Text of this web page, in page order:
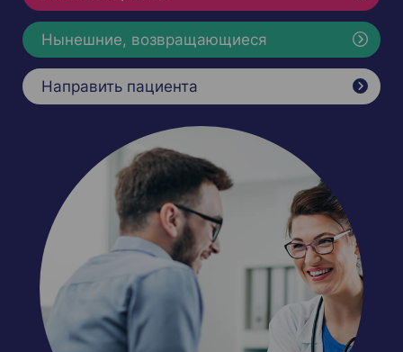
Нынешние, возвращающиеся
Направить пациента